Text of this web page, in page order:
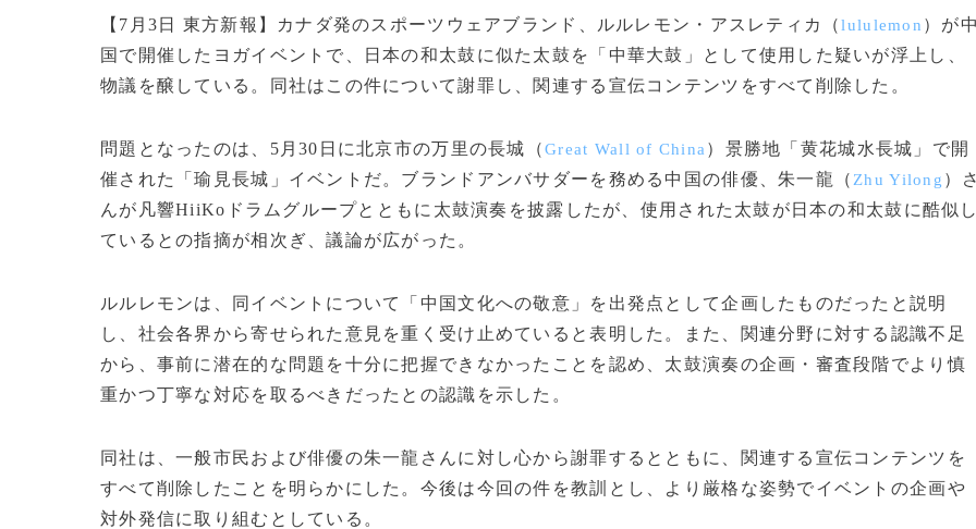
【7月3日 東方新報】カナダ発のスポーツウェアブランド、ルルレモン・アスレティカ（lululemon ）が
国で開催したヨガイベントで、日本の和太鼓に似た太鼓を「中華大鼓」として使用した疑いが浮上し、
物議を醸している。同社はこの件について謝罪し、関連する宣伝コンテンツをすべて削除した。
問題となったのは、5月30日に北京市の万里の長城（Great Wall of China ）景勝地「黄花城水長城」で開
催された「瑜見長城」イベントだ。ブランドアンバサダーを務める中国の俳優、朱一龍（ Zhu Yilong ）
んが凡響HiiKoドラムグループとともに太鼓演奏を披露したが、使用された太鼓が日本の和太鼓に酷似
ているとの指摘が相次ぎ、議論が広がった。
ルルレモンは、同イベントについて「中国文化への敬意」を出発点として企画したものだったと説明
し、社会各界から寄せられた意見を重く受け止めていると表明した。また、関連分野に対する認識不足
から、事前に潜在的な問題を十分に把握できなかったことを認め、太鼓演奏の企画・審査段階でより慎
重かつ丁寧な対応を取るべきだったとの認識を示した。
同社は、一般市民および俳優の朱一龍さんに対し心から謝罪するとともに、関連する宣伝コンテンツを
すべて削除したことを明らかにした。今後は今回の件を教訓とし、より厳格な姿勢でイベントの企画や
対外発信に取り組むとしている。